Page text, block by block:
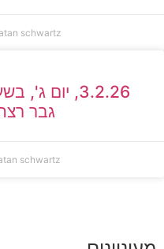
schwartz
גבר
schwartz